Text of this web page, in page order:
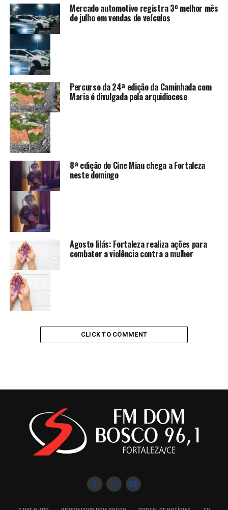
Mercado automotivo registra 3º melhor mês
de julho em vendas de veículos
Percurso da 24ª edição da Caminhada com
Maria é divulgada pela arquidiocese
8ª edição do Cine Miau chega a Fortaleza
neste domingo
Agosto lilás: Fortaleza realiza ações para
combater a violência contra a mulher
CLICK TO COMMENT